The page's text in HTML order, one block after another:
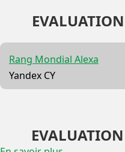
Rang Mondial Alexa
Yandex CY